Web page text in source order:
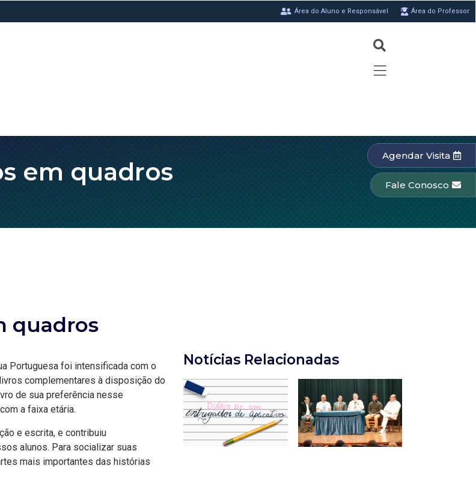
Área do Aluno e Responsável Área do Professor
Agendar Visita
Fale Conosco
em quadros
quadros
Portuguesa foi intensificada com o
complementares à disposição do
de sua preferência nesse
a faixa etária.
e escrita, e contribuiu
alunos. Para socializar suas
mais importantes das histórias
Notícias Relacionadas